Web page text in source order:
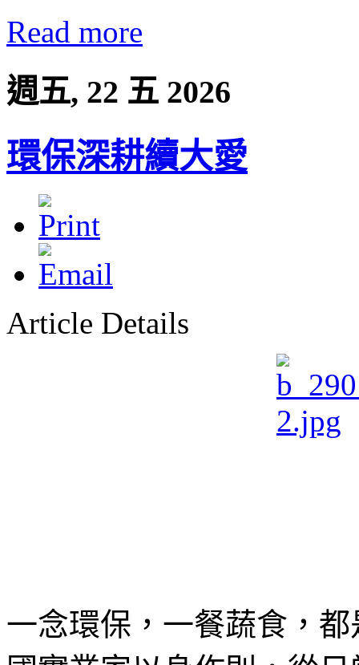
Read more
週五, 22 五 2026
環保深耕續大愛
Article Details
一念環保，一餐蔬食，